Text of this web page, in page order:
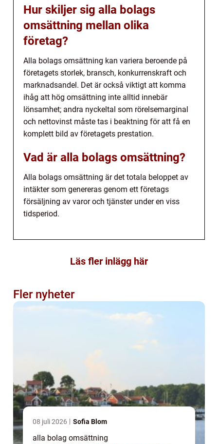
Hur skiljer sig alla bolags
omsättning mellan olika
företag?
Alla bolags omsättning kan variera beroende på
företagets storlek, bransch, konkurrenskraft och
marknadsandel. Det är också viktigt att komma
ihåg att hög omsättning inte alltid innebär
lönsamhet; andra nyckeltal som rörelsemarginal
och nettovinst måste tas i beaktning för att få en
komplett bild av företagets prestation.
Vad är alla bolags omsättning?
Alla bolags omsättning är det totala beloppet av
intäkter som genereras genom ett företags
försäljning av varor och tjänster under en viss
tidsperiod.
Läs fler inlägg här
Fler nyheter
08 juli 2026 Sofia Blom
alla bolag omsättning